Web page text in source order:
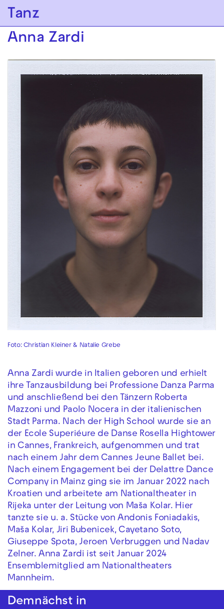
Zur Hauptnavigation springen
Zum Hauptinhalt springen
Tanz
Anna Zardi
Foto: Christian Kleiner & Natalie Grebe
Anna Zardi wurde in Italien geboren und erhielt
ihre Tanzausbildung bei Professione Danza Parma
und anschließend bei den Tänzern Roberta
Mazzoni und Paolo Nocera in der italienischen
Stadt Parma. Nach der High School wurde sie an
der Ecole Superiéure de Danse Rosella Hightower
in Cannes, Frankreich, aufgenommen und trat
nach einem Jahr dem Cannes Jeune Ballet bei.
Nach einem Engagement bei der Delattre Dance
Company in Mainz ging sie im Januar 2022 nach
Kroatien und arbeitete am Nationaltheater in
Rijeka unter der Leitung von Maša Kolar. Hier
tanzte sie u. a. Stücke von Andonis Foniadakis,
Maša Kolar, Jiri Bubenicek, Cayetano Soto,
Giuseppe Spota, Jeroen Verbruggen und Nadav
Zelner. Anna Zardi ist seit Januar 2024
Ensemblemitglied am Nationaltheaters
Mannheim.
Demnächst in